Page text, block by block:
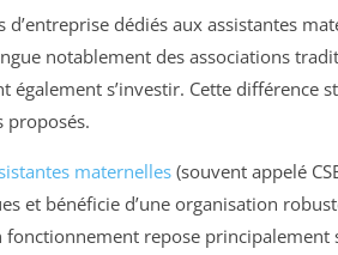
dédiés aux assistantes
notablement des associations
également s’investir. Cette différence
proposés.
maternelles (souvent appelé
et bénéficie d’une organisation
fonctionnement repose principalement